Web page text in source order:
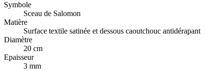
Symbole
Sceau de Salomon
Matière
Surface textile satinée et dessous caoutchouc antidérapant
Diamètre
20 cm
Epaisseur
3 mm